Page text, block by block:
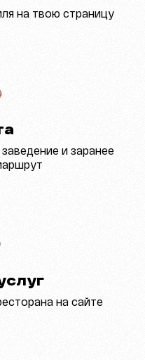
на твою страницу
и заранее
на сайте